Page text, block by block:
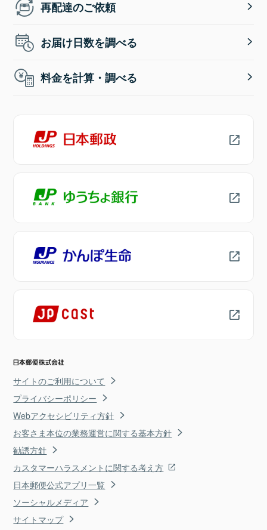
再配達のご依頼
お届け日数を調べる
料金を計算・調べる
サイトのご利用について
プライバシーポリシー
Webアクセシビリティ方針
お客さま本位の業務運営に関する基本方針
勧誘方針
カスタマーハラスメントに関する考え方
日本郵便公式アプリ一覧
ソーシャルメディア
サイトマップ